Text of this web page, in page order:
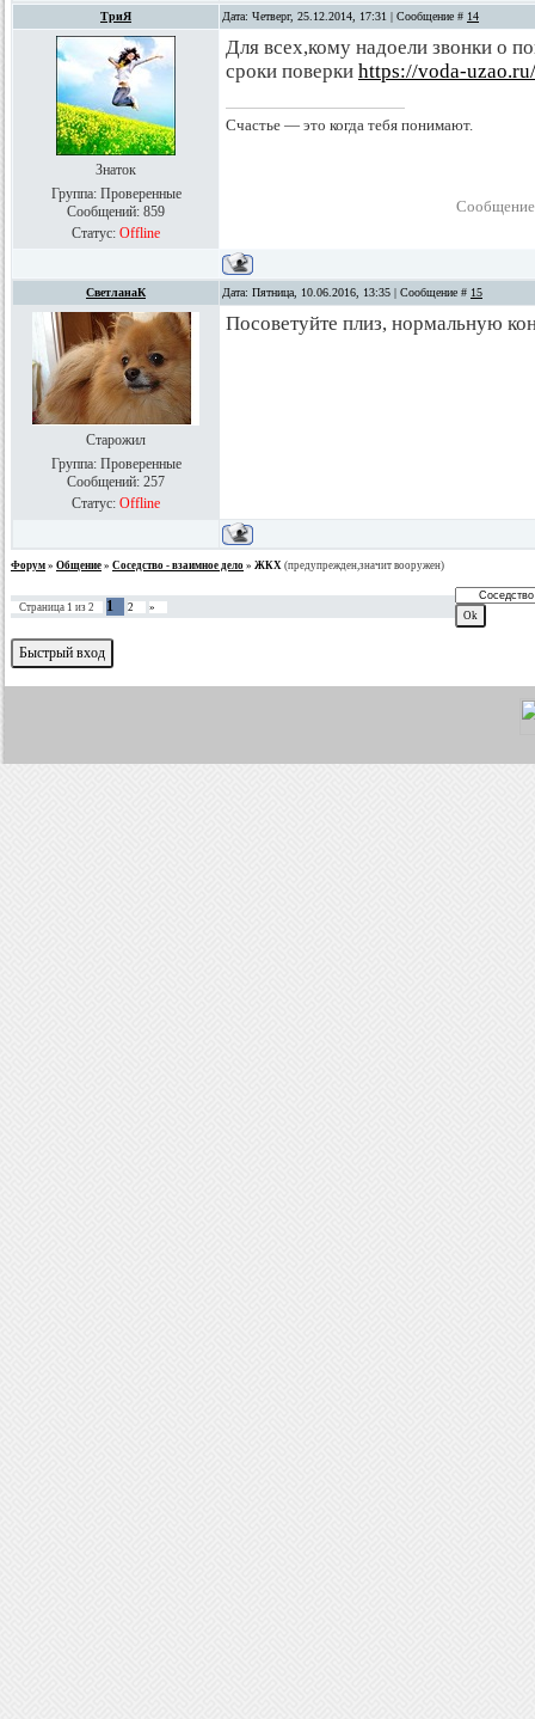
ТриЯ Дата: Четверг, 25.12.2014, 17:31 | Сообщение # 14
Знаток
Группа: Проверенные
Сообщений: 859
Статус: Offline
Для всех,кому надоели звонки о
сроки поверки https://voda-uzao.ru/
Счастье — это когда тебя понимают.
Сообщение
СветланаК Дата: Пятница, 10.06.2016, 13:35 | Сообщение # 15
Старожил
Группа: Проверенные
Сообщений: 257
Статус: Offline
Посоветуйте плиз, нормальную
Форум » Общение » Соседство - взаимное дело » ЖКХ (предупрежден,значит вооружен)
Страница 1 из 2 1 2 »